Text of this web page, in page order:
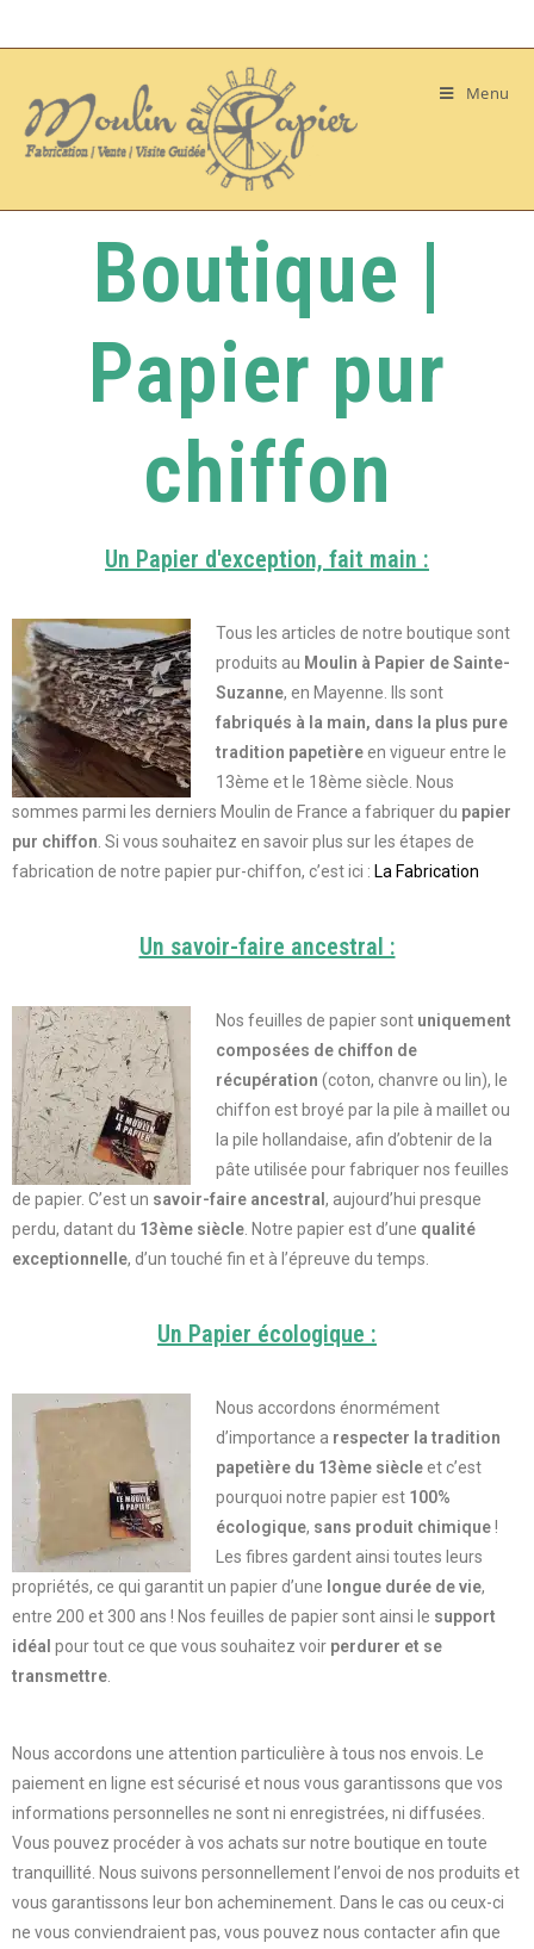
Menu
Boutique |
Papier pur
chiffon
Un Papier d'exception, fait main :
Tous les articles de notre boutique sont
produits au Moulin à Papier de Sainte-
Suzanne, en Mayenne. Ils sont
fabriqués à la main, dans la plus pure
tradition papetièreen vigueur entre le
13ème et le 18ème siècle. Nous
sommes parmi les derniers Moulin de France a fabriquer du papier
pur chiffon Si vous souhaitez en savoir plus sur les étapes de
fabrication de notre papier pur-chiffon, c’est ici : La Fabrication
Un savoir-faire ancestral :
Nos feuilles de papier sont uniquement
composées de chiffon de
récupération (coton, chanvre ou lin), le
chiffon est broyé par la pile à maillet ou
la pile hollandaise, afin d’obtenir de la
pâte utilisée pour fabriquer nos feuilles
de papier. C’est un savoir-faire ancestral , aujourd’hui presque
perdu, datant du 13ème siècle . Notre papier est d’une qualité
exceptionnelle, d’un touché fin et à l’épreuve du temps.
Un Papier écologique :
Nous accordons énormément
d’importance a respecter la tradition
papetière du 13ème siècleet c’est
pourquoi notre papier est 100%
écologique, sans produit chimique!
Les fibres gardent ainsi toutes leurs
propriétés, ce qui garantit un papier d’une longue durée de vie,
entre 200 et 300 ans ! Nos feuilles de papier sont ainsi le support
idéal pour tout ce que vous souhaitez voir perdurer et se
transmettre
Nous accordons une attention particulière à tous nos envois. Le
paiement en ligne est sécurisé et nous vous garantissons que vos
informations personnelles ne sont ni enregistrées, ni diffusées.
Vous pouvez procéder à vos achats sur notre boutique en toute
tranquillité. Nous suivons personnellement l’envoi de nos produits et
vous garantissons leur bon acheminement. Dans le cas ou ceux-ci
ne vous conviendraient pas, vous pouvez nous contacter afin que